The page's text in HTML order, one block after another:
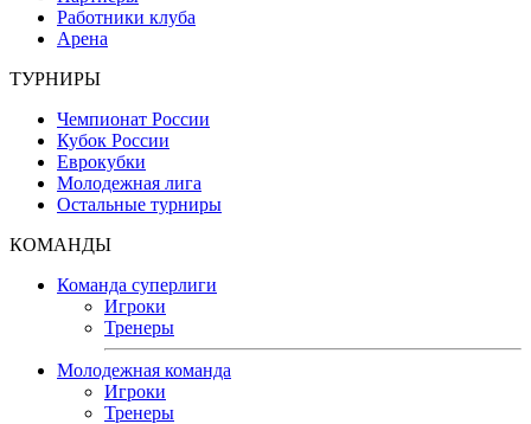
Работники клуба
Арена
ТУРНИРЫ
Чемпионат России
Кубок России
Еврокубки
Молодежная лига
Остальные турниры
КОМАНДЫ
Команда суперлиги
Игроки
Тренеры
Молодежная команда
Игроки
Тренеры